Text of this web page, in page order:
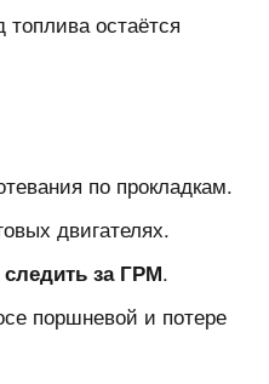
топлива остаётся
по прокладкам.
двигателях.
за ГРМ.
поршневой и потере